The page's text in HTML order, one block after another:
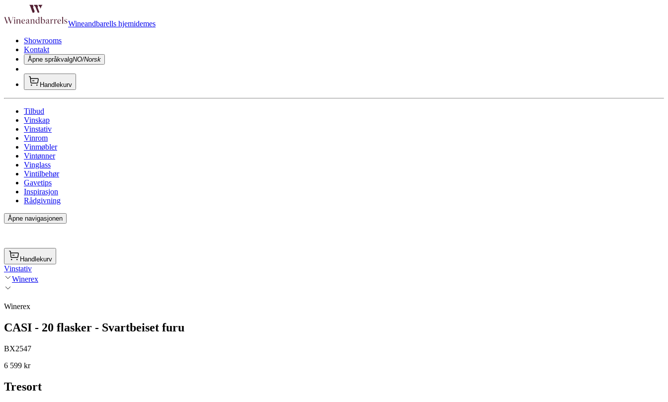
Wineandbarells hjemidemes
Showrooms
Kontakt
Åpne språkvalgNO/Norsk
Handlekurv
Tilbud
Vinskap
Vinstativ
Vinrom
Vinmøbler
Vintønner
Vinglass
Vintilbehør
Gavetips
Inspirasjon
Rådgivning
Åpne navigasjonen
Handlekurv
Vinstativ
Winerex
Winerex
CASI - 20 flasker - Svartbeiset furu
BX2547
6 599 kr
Tresort